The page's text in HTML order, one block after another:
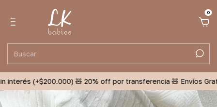
0
(+$200.000) 🧸 20% off por transferencia 🧸 Envíos